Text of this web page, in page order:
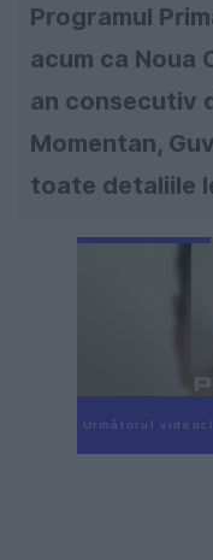
Programul
acum ca Noua
an consecutiv
Momentan,
toate detaliile
Următorul